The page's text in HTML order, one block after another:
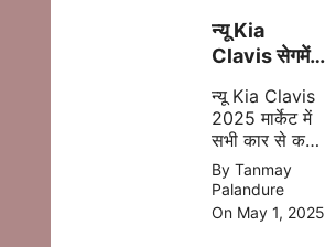
आपकी माइलेज
बढ़ता है |
न्यू Kia
Clavis सेगमेंट
होंगी जल्द लॉन्च
जानिए प्राइस
न्यू Kia Clavis
2025 मार्केट में
सभी कार से कड़ा
मुकबला करने
वाली है, क्युकी यह
कार अपडेट
फीचर्स और दमदार
By Tanmay
Palandure
On May 1, 2025